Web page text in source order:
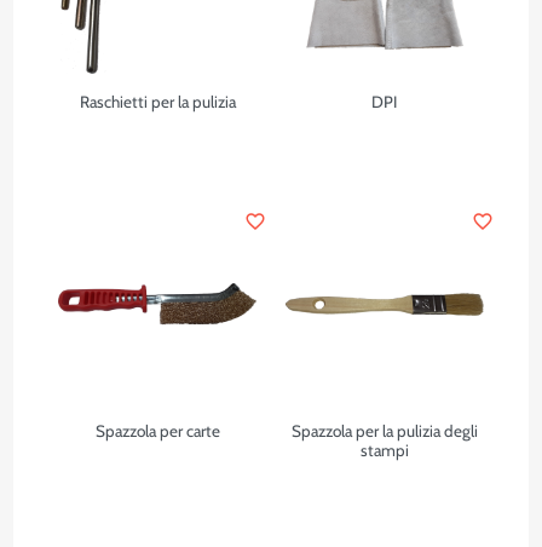
Raschietti per la pulizia DPI
Spazzola per carte
favorite_border
Spazzola per la pulizia degli
stampi
favorite_border